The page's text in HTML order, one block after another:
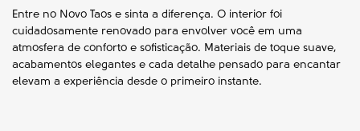
Entre no Novo Taos e sinta a diferença. O interior foi
cuidadosamente renovado para envolver você em uma
atmosfera de conforto e sofisticação. Materiais de toque suave,
acabamentos elegantes e cada detalhe pensado para encantar
elevam a experiência desde o primeiro instante.